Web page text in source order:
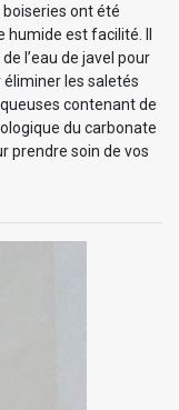
boiseries ont été
est facilité. Il
l’eau de javel pour
les saletés
contenant de
du carbonate
prendre soin de vos